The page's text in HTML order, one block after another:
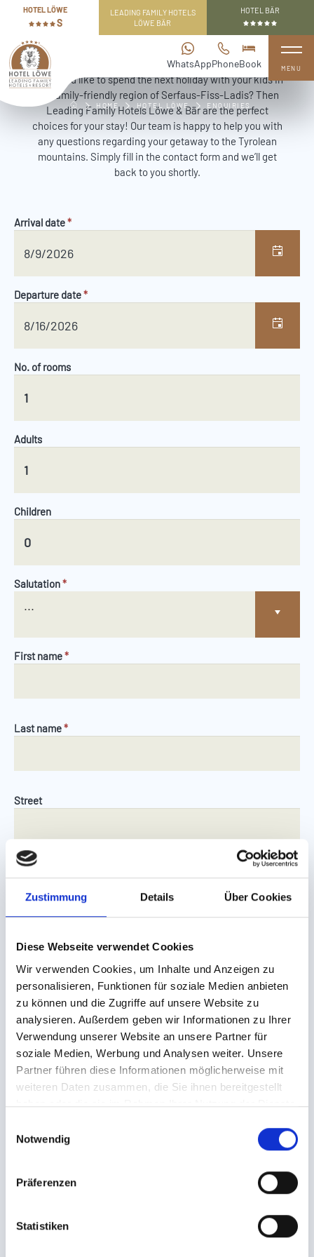
Zustimmung Details Über Cookies
Diese Webseite verwendet Cookies
Wir verwenden Cookies, um Inhalte und Anzeigen zu
personalisieren, Funktionen für soziale Medien anbieten
zu können und die Zugriffe auf unsere Website zu
analysieren. Außerdem geben wir Informationen zu Ihrer
Verwendung unserer Website an unsere Partner für
soziale Medien, Werbung und Analysen weiter. Unsere
Partner führen diese Informationen möglicherweise mit
weiteren Daten zusammen, die Sie ihnen bereitgestellt
haben oder die sie im Rahmen Ihrer Nutzung der Dienste
Notwendig
Präferenzen
Statistiken
Back to overview
Go to table of contents
Go to main navigation
Table Of Content
Non-binding enquiry
HOTEL LÖWE
S
LEADING FAMILY HOTELS
LÖWE BÄR
HOTEL BÄR
WhatsAppPhoneBook MENUOpen
HOME HOTEL LÖWE ENQUIRIES
Non-binding enquiry
LEADING FAMILY HOTELS LÖWE****S & BÄR*****
Would you like to spend the next holiday with your kids in
the family-friendly region of Serfaus-Fiss-Ladis? Then
Leading Family Hotels Löwe & Bär are the perfect
choices for your stay! Our team is happy to help you with
any questions regarding your getaway to the Tyrolean
mountains. Simply fill in the contact form and we’ll get
back to you shortly.
Arrival date*
Departure date*
No. of rooms
Adults
Children
Salutation*
...
First name*
Last name*
Street
City
Country*
...
E-mail*
I agree that my personal data entered above is